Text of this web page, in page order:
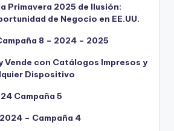
Primavera 2025 de Ilusión:
de Negocio en EE.UU.
8 – 2024 – 2025
Vende con Catálogos Impresos y
Dispositivo
Campaña 5
– Campaña 4